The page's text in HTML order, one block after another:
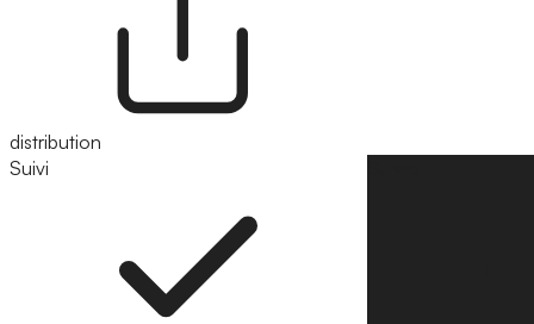
distribution
Suivi